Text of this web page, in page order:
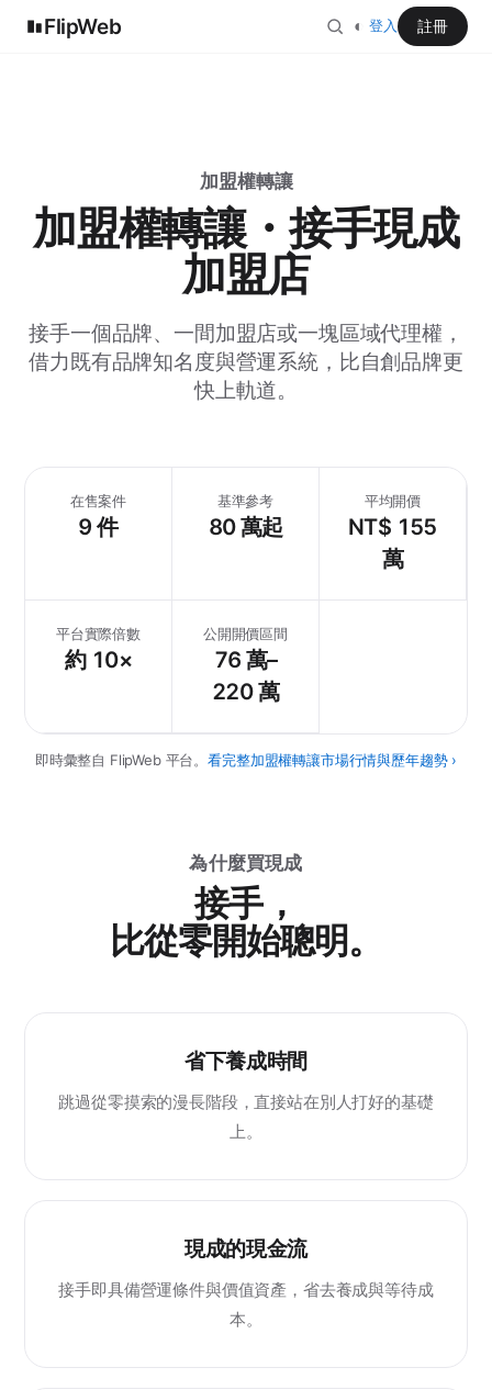
FlipWeb ◐ 登入 註冊
加盟權轉讓
加盟權轉讓・接手現成
加盟店
接手一個品牌、一間加盟店或一塊區域代理權，
借力既有品牌知名度與營運系統，比自創品牌更
快上軌道。
在售案件
9 件
基準參考
80 萬起
平均開價
NT$ 155
萬
平台實際倍數
約 10×
公開開價區間
76 萬–
220 萬
即時彙整自 FlipWeb 平台。看完整加盟權轉讓市場行情與歷年趨勢 ›
為什麼買現成
接手，
比從零開始聰明。
省下養成時間
跳過從零摸索的漫長階段，直接站在別人打好的基礎
上。
現成的現金流
接手即具備營運條件與價值資產，省去養成與等待成
本。